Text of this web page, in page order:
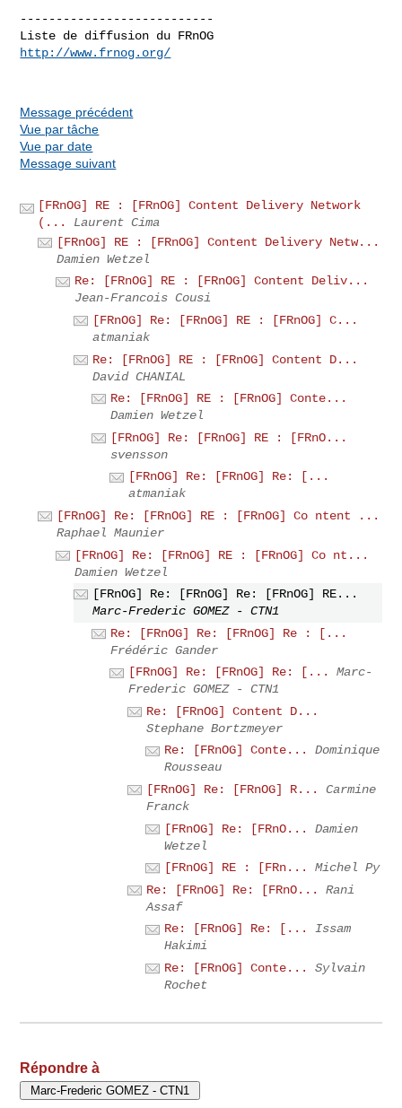
---------------------------
http://www.frnog.org/
Message précédent
Vue par tâche
Vue par date
Message suivant
[FRnOG] RE : [FRnOG] Content Delivery Network
(...
Laurent Cima
[FRnOG] RE : [FRnOG] Content Delivery Netw...
Damien Wetzel
Re: [FRnOG] RE : [FRnOG] Content Deliv...
Jean-Francois Cousi
[FRnOG] Re: [FRnOG] RE : [FRnOG] C...
atmaniak
Re: [FRnOG] RE : [FRnOG] Content D...
David CHANIAL
Re: [FRnOG] RE : [FRnOG] Conte...
Damien Wetzel
[FRnOG] Re: [FRnOG] RE : [FRnO...
svensson
[FRnOG] Re: [FRnOG] Re: [...
atmaniak
[FRnOG] Re: [FRnOG] RE : [FRnOG] Co ntent ...
Raphael Maunier
[FRnOG] Re: [FRnOG] RE : [FRnOG] Co nt...
Damien Wetzel
[FRnOG] Re: [FRnOG] Re: [FRnOG] RE...
Marc-Frederic GOMEZ - CTN1
Re: [FRnOG] Re: [FRnOG] Re : [...
Frédéric Gander
[FRnOG] Re: [FRnOG] Re: [...
Marc-
Frederic GOMEZ - CTN1
Re: [FRnOG] Content D...
Stephane Bortzmeyer
Re: [FRnOG] Conte...
Dominique
Rousseau
[FRnOG] Re: [FRnOG] R...
Carmine
Franck
[FRnOG] Re: [FRnO...
Damien
Wetzel
[FRnOG] RE : [FRn...
Michel Py
Re: [FRnOG] Re: [FRnO...
Rani
Assaf
Re: [FRnOG] Re: [...
Issam
Hakimi
Re: [FRnOG] Conte...
Sylvain
Rochet
Répondre à